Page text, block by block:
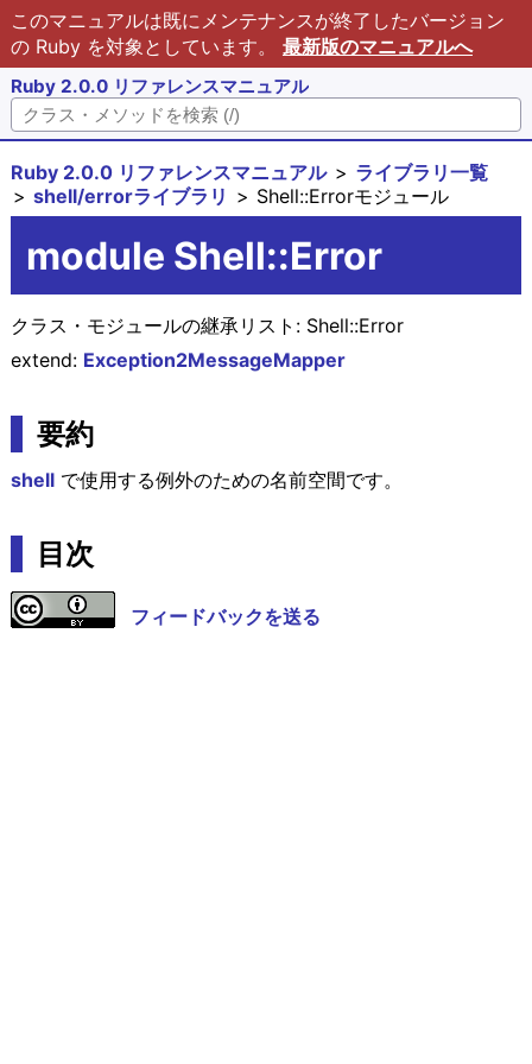
このマニュアルは既にメンテナンスが終了したバージョン
の Ruby を対象としています。 最新版のマニュアルへ
Ruby 2.0.0 リファレンスマニュアル
Ruby 2.0.0 リファレンスマニュアル
ライブラリ一覧
shell/errorライブラリ
Shell::Errorモジュール
module Shell::Error
クラス・モジュールの継承リスト: Shell::Error
extend: Exception2MessageMapper
要約
shellで使用する例外のための名前空間です。
目次
フィードバックを送る